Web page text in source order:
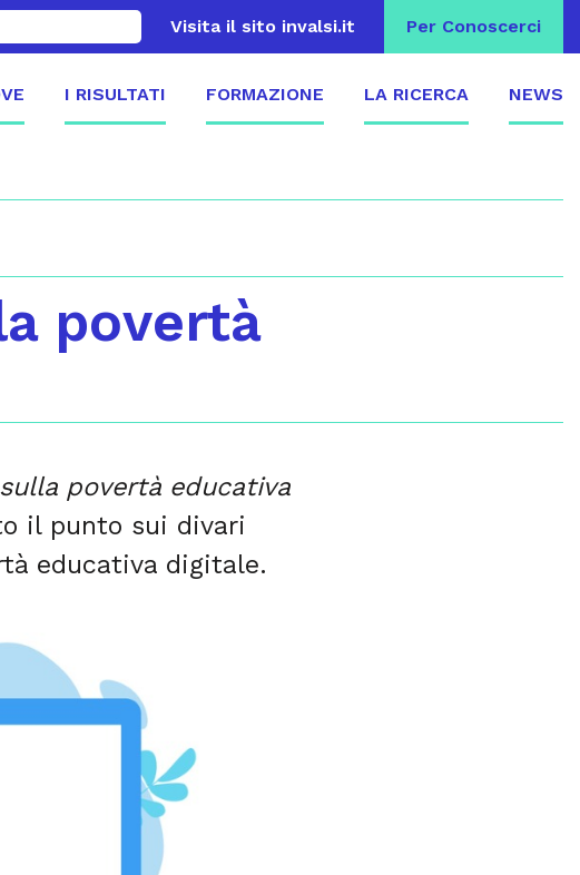
Visita il sito invalsi.it Per Conoscerci
I RISULTATI FORMAZIONE LA RICERCA NEWS
povertà
povertà educativa
il punto sui divari
educativa digitale.